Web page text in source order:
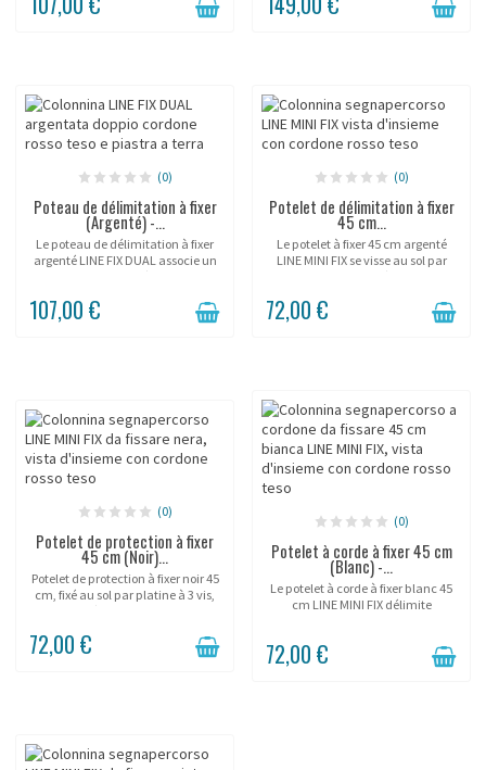
séparation permanente, forte
une protection permanente et
(0)
Poteau de délimitation à fixer
(Argenté) -...
Le poteau de délimitation à fixer
argenté LINE FIX DUAL associe un
gris RAL 7035 neutre à une double
permanence par platine à 3 vis.
107,00 €
(0)
Potelet de délimitation à fixer
45 cm...
Le potelet à fixer 45 cm argenté
LINE MINI FIX se visse au sol par
platine pour une délimitation
devant vitrines, socles et objets
72,00 €
(0)
Potelet de protection à fixer
45 cm (Noir)...
Potelet de protection à fixer noir 45
cm, fixé au sol par platine à 3 vis,
pour protéger durablement un
galerie et showroom. Corde...
72,00 €
(0)
Potelet à corde à fixer 45 cm
(Blanc) -...
Le potelet à corde à fixer blanc 45
cm LINE MINI FIX délimite
à sa platine vissée et son format
72,00 €